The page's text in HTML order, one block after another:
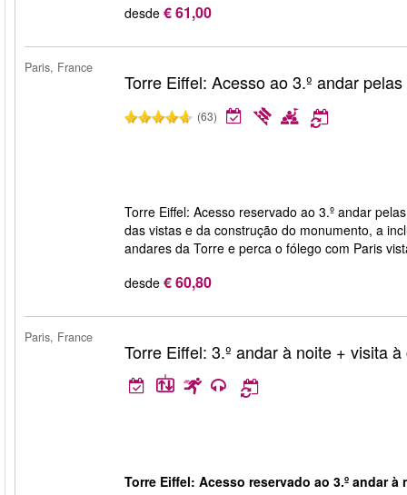
desde € 61,00
Paris, France
Torre Eiffel: Acesso ao 3.º andar
(63)
Torre Eiffel: Acesso reservado ao 3.º andar
das vistas e da construção do monumento, a
andares da Torre e perca o fólego com Paris
desde € 60,80
Paris, France
Torre Eiffel: 3.º andar à noite + visita
Torre Eiffel: Acesso reservado ao 3.º andar